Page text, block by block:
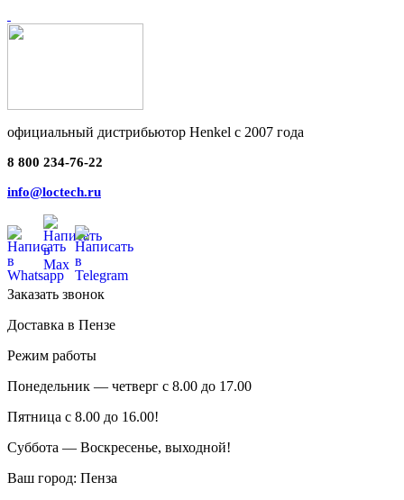
официальный дистрибьютор Henkel с 2007 года
8 800 234-76-22
info@loctech.ru
Заказать звонок
Доставка в Пензе
Режим работы
Понедельник — четверг с 8.00 до 17.00
Пятница с 8.00 до 16.00!
Суббота — Воскресенье, выходной!
Ваш город: Пенза